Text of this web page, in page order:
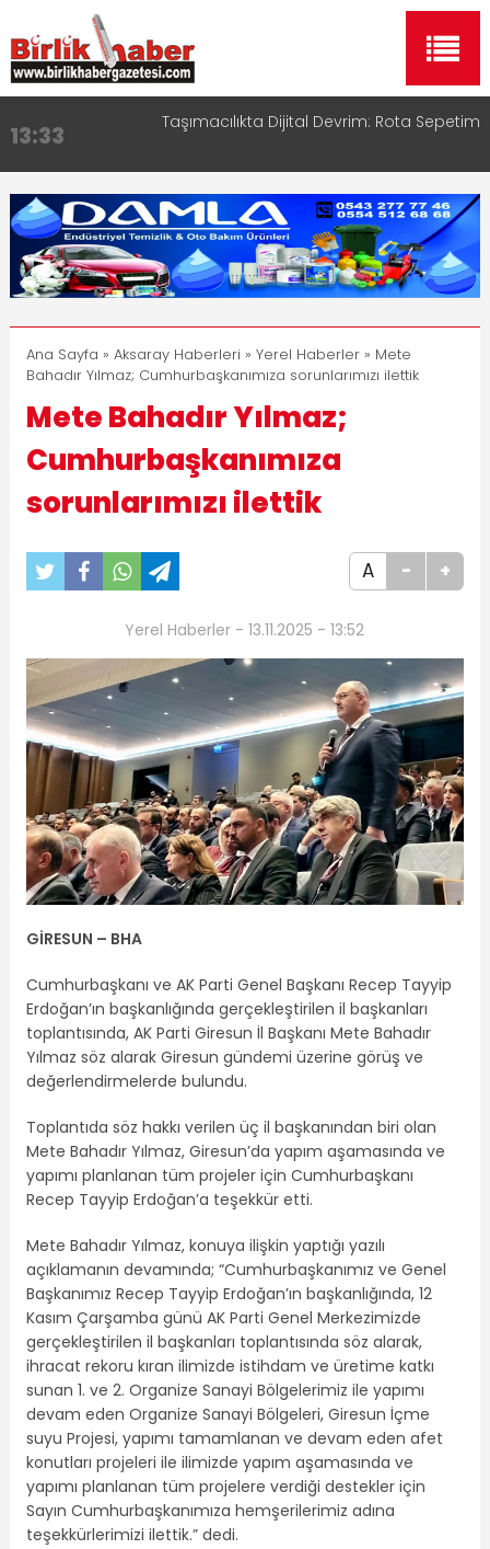
13:33 Taşımacılıkta Dijital Devrim: Rota Sepetim
Aksaray OSB Bölge Müdürü Makam Koltuğunu
Çocuklara Bıraktı
16:00
Aksaray Esnaf Rehberi ile Google ve Yapay Zeka
Aramalarında Öne Çıkın
8:23 Aksaray Esnaf Rehberi Hizmete Girdi
11:30
Birlikhaber.com Yayın Hayatına Başladı | Hızlı ve
Akıllı Haber Platformu
Ana Sayfa » Aksaray Haberleri » Yerel Haberler» Mete
Bahadır Yılmaz; Cumhurbaşkanımıza sorunlarımızı ilettik
Mete Bahadır Yılmaz;
Cumhurbaşkanımıza
sorunlarımızı ilettik
A - +
Yerel Haberler - 13.11.2025 - 13:52
GİRESUN – BHA
Cumhurbaşkanı ve AK Parti Genel Başkanı Recep Tayyip
Erdoğan’ın başkanlığında gerçekleştirilen il başkanları
toplantısında, AK Parti Giresun İl Başkanı Mete Bahadır
Yılmaz söz alarak Giresun gündemi üzerine görüş ve
değerlendirmelerde bulundu.
Toplantıda söz hakkı verilen üç il başkanından biri olan
Mete Bahadır Yılmaz, Giresun’da yapım aşamasında ve
yapımı planlanan tüm projeler için Cumhurbaşkanı
Recep Tayyip Erdoğan’a teşekkür etti.
Mete Bahadır Yılmaz, konuya ilişkin yaptığı yazılı
açıklamanın devamında; “Cumhurbaşkanımız ve Genel
Başkanımız Recep Tayyip Erdoğan’ın başkanlığında, 12
Kasım Çarşamba günü AK Parti Genel Merkezimizde
gerçekleştirilen il başkanları toplantısında söz alarak,
ihracat rekoru kıran ilimizde istihdam ve üretime katkı
sunan 1. ve 2. Organize Sanayi Bölgelerimiz ile yapımı
devam eden Organize Sanayi Bölgeleri, Giresun İçme
suyu Projesi, yapımı tamamlanan ve devam eden afet
konutları projeleri ile ilimizde yapım aşamasında ve
yapımı planlanan tüm projelere verdiği destekler için
Sayın Cumhurbaşkanımıza hemşerilerimiz adına
teşekkürlerimizi ilettik.” dedi.